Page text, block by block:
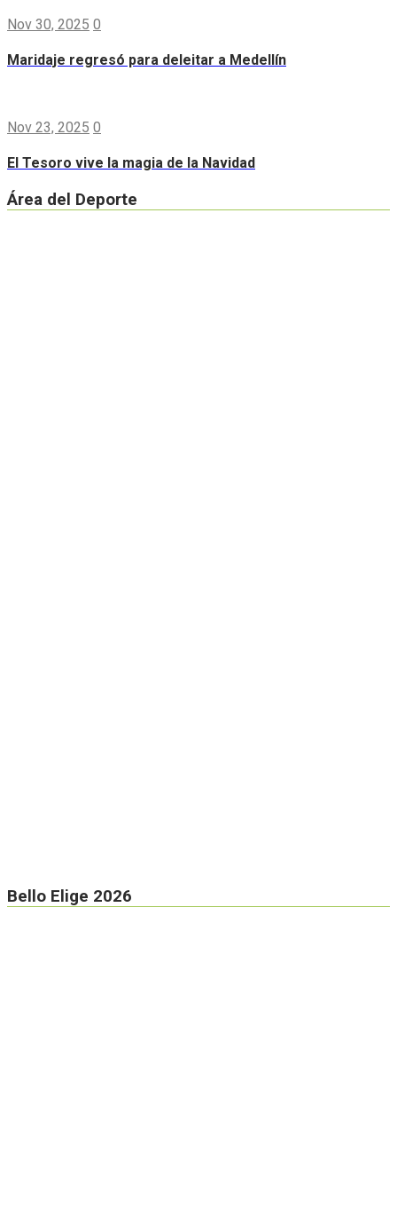
Nov 30, 2025 0
Maridaje regresó para deleitar a Medellín
Nov 23, 2025 0
El Tesoro vive la magia de la Navidad
Área del Deporte
Bello Elige 2026